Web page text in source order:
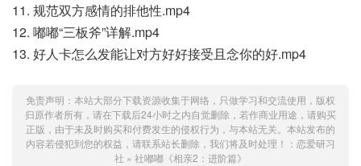
11. 规范双方感情的排他性.mp4
12. 嘟嘟“三板斧”详解.mp4
13. 好人卡怎么发能让对方好好接受且念你的好.mp4
免责声明：本站大部分下载资源收集于网络，只做学习和交流使用，版权
归原作者所有，请在下载后24小时之内自觉删除，若作商业用途，请购买
正版，由于未及时购买和付费发生的侵权行为，与本站无关。本站发布的
内容若侵犯到您的权益，请联系站长删除，我们将及时处理！： 恋爱研习
社 » 社嘟嘟《相亲2：进阶篇》